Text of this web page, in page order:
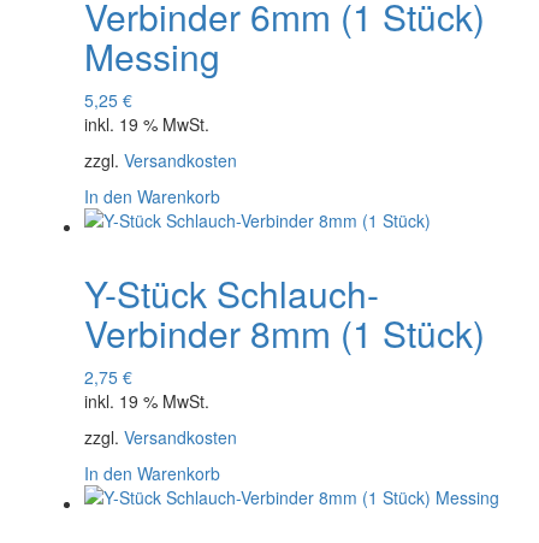
Verbinder 6mm (1 Stück)
Messing
5,25 €
inkl. 19 % MwSt.
zzgl. Versandkosten
In den Warenkorb
Y-Stück Schlauch-
Verbinder 8mm (1 Stück)
2,75 €
inkl. 19 % MwSt.
zzgl. Versandkosten
In den Warenkorb